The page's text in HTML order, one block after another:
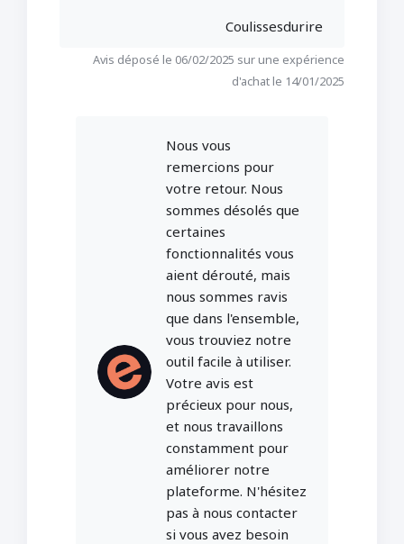
Coulissesdurire
Avis déposé le 06/02/2025 sur une expérience
d'achat le 14/01/2025
Nous vous
remercions pour
votre retour. Nous
sommes désolés que
certaines
fonctionnalités vous
aient dérouté, mais
nous sommes ravis
que dans l'ensemble,
vous trouviez notre
outil facile à utiliser.
Votre avis est
précieux pour nous,
et nous travaillons
constamment pour
améliorer notre
plateforme. N'hésitez
pas à nous contacter
si vous avez besoin